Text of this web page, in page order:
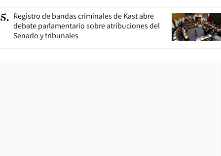
5. Registro de bandas criminales de Kast abre
debate parlamentario sobre atribuciones del
Senado y tribunales